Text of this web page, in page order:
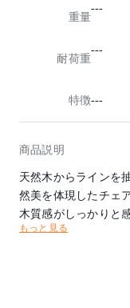
重量
---
耐荷重
---
特徴---
商品説明
天然木からラインを
然美を体現したチェ
木質感がしっかりと
化を図っています。
もっと見る